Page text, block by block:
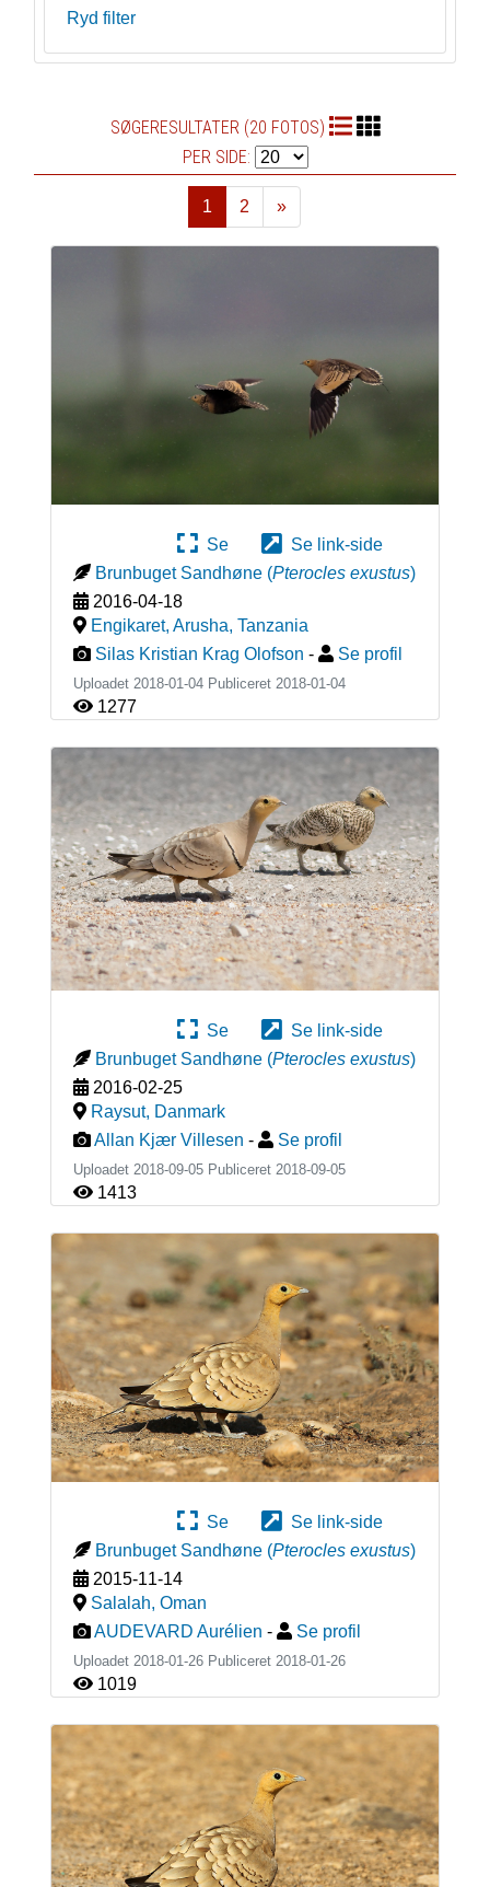
Ryd filter
SØGERESULTATER (20 FOTOS)
PER SIDE:
1 2
»
Næste
Se
Se link-side
Brunbuget Sandhøne (Pterocles exustus)
2016-04-18
Engikaret, Arusha, Tanzania
Silas Kristian Krag Olofson - Se profil
Uploadet 2018-01-04 Publiceret 2018-01-04
1277
Se
Se link-side
Brunbuget Sandhøne (Pterocles exustus)
2016-02-25
Raysut, Danmark
Allan Kjær Villesen - Se profil
Uploadet 2018-09-05 Publiceret 2018-09-05
1413
Se
Se link-side
Brunbuget Sandhøne (Pterocles exustus)
2015-11-14
Salalah, Oman
AUDEVARD Aurélien - Se profil
Uploadet 2018-01-26 Publiceret 2018-01-26
1019